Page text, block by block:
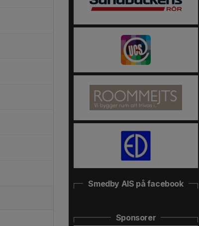
Smedby AIS på facebook
Sponsorer